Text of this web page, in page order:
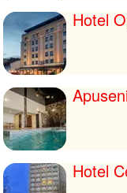
Hotel
Hotel